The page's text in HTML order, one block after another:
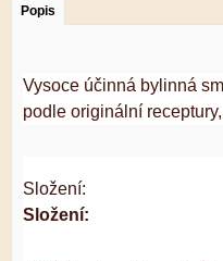
Popis
Vysoce účinná bylinná
podle originální
Složení:
Složení: